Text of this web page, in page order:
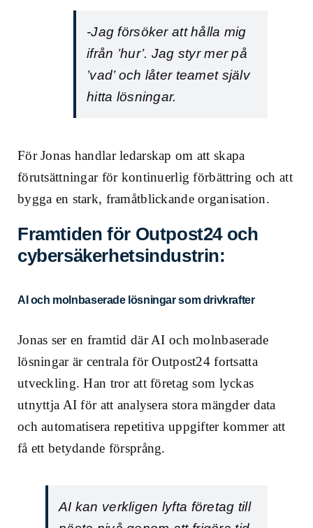
-Jag försöker att hålla mig
ifrån ’hur’. Jag styr mer på
’vad’ och låter teamet själv
hitta lösningar.
För Jonas handlar ledarskap om att skapa
förutsättningar för kontinuerlig förbättring och att
bygga en stark, framåtblickande organisation.
Framtiden för Outpost24 och
cybersäkerhetsindustrin:
AI och molnbaserade lösningar som drivkrafter
Jonas ser en framtid där AI och molnbaserade
lösningar är centrala för Outpost24 fortsatta
utveckling. Han tror att företag som lyckas
utnyttja AI för att analysera stora mängder data
och automatisera repetitiva uppgifter kommer att
få ett betydande försprång.
AI kan verkligen lyfta företag till